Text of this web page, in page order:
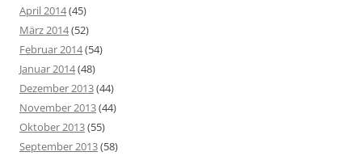
April 2014(45)
März 2014(52)
Februar 2014(54)
Januar 2014(48)
Dezember 2013(44)
November 2013(44)
Oktober 2013(55)
September 2013(58)